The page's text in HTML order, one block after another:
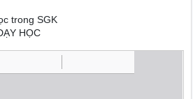
trong SGK
HỌC